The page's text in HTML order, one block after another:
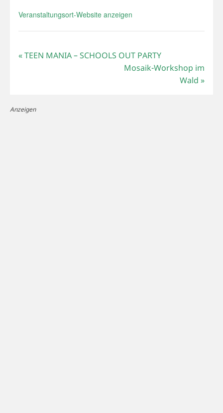
Veranstaltungsort-Website anzeigen
«TEEN MANIA – SCHOOLS OUT PARTY
Mosaik-Workshop im
Wald»
Anzeigen